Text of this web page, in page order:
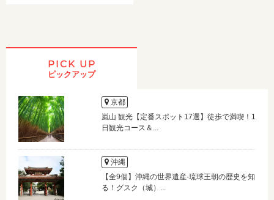
PICK UP
ピックアップ
京都
嵐山 観光【定番スポット17選】徒歩で満喫！1
日観光コース＆...
沖縄
【全9個】沖縄の世界遺産-琉球王朝の歴史を知
る！グスク（城）...